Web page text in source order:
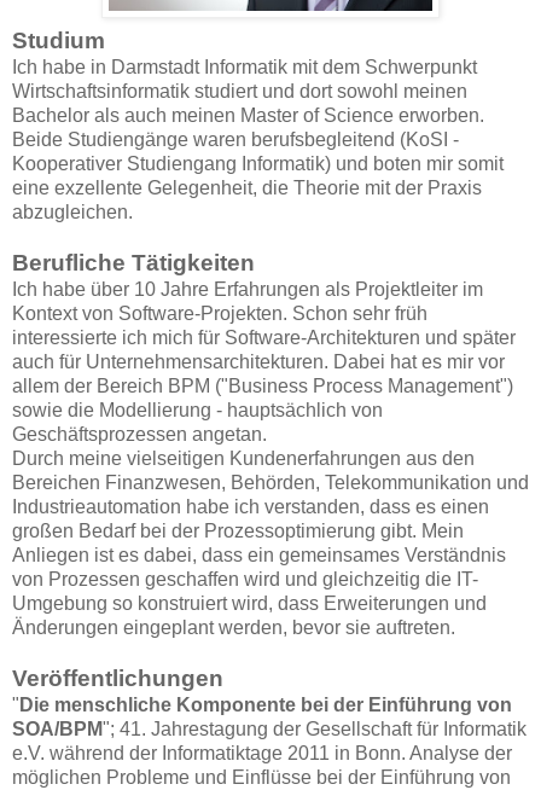
Studium
Ich habe in Darmstadt Informatik mit dem Schwerpunkt
Wirtschaftsinformatik studiert und dort sowohl meinen
Bachelor als auch meinen Master of Science erworben.
Beide Studiengänge waren berufsbegleitend (KoSI -
Kooperativer Studiengang Informatik) und boten mir somit
eine exzellente Gelegenheit, die Theorie mit der Praxis
abzugleichen.
Berufliche Tätigkeiten
Ich habe über 10 Jahre Erfahrungen als Projektleiter im
Kontext von Software-Projekten. Schon sehr früh
interessierte ich mich für Software-Architekturen und später
auch für Unternehmensarchitekturen. Dabei hat es mir vor
allem der Bereich BPM ("Business Process Management")
sowie die Modellierung - hauptsächlich von
Geschäftsprozessen angetan.
Durch meine vielseitigen Kundenerfahrungen aus den
Bereichen Finanzwesen, Behörden, Telekommunikation und
Industrieautomation habe ich verstanden, dass es einen
großen Bedarf bei der Prozessoptimierung gibt. Mein
Anliegen ist es dabei, dass ein gemeinsames Verständnis
von Prozessen geschaffen wird und gleichzeitig die IT-
Umgebung so konstruiert wird, dass Erweiterungen und
Änderungen eingeplant werden, bevor sie auftreten.
Veröffentlichungen
" Die menschliche Komponente bei der Einführung von
SOA/BPM"; 41. Jahrestagung der Gesellschaft für Informatik
e.V. während der Informatiktage 2011 in Bonn. Analyse der
möglichen Probleme und Einflüsse bei der Einführung von